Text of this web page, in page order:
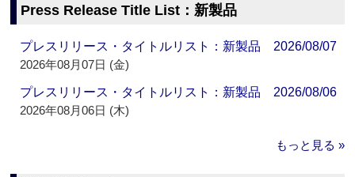
Press Release Title List：新製品
プレスリリース・タイトルリスト：新製品 2026/08/07
2026年08月07日 (金)
プレスリリース・タイトルリスト：新製品 2026/08/06
2026年08月06日 (木)
もっと見る »